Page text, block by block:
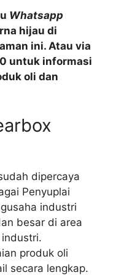
Whatsapp
hijau di
ini. Atau via
untuk informasi
oli dan
dipercaya
Penyuplai
industri
besar di area
produk oli
secara lengkap.